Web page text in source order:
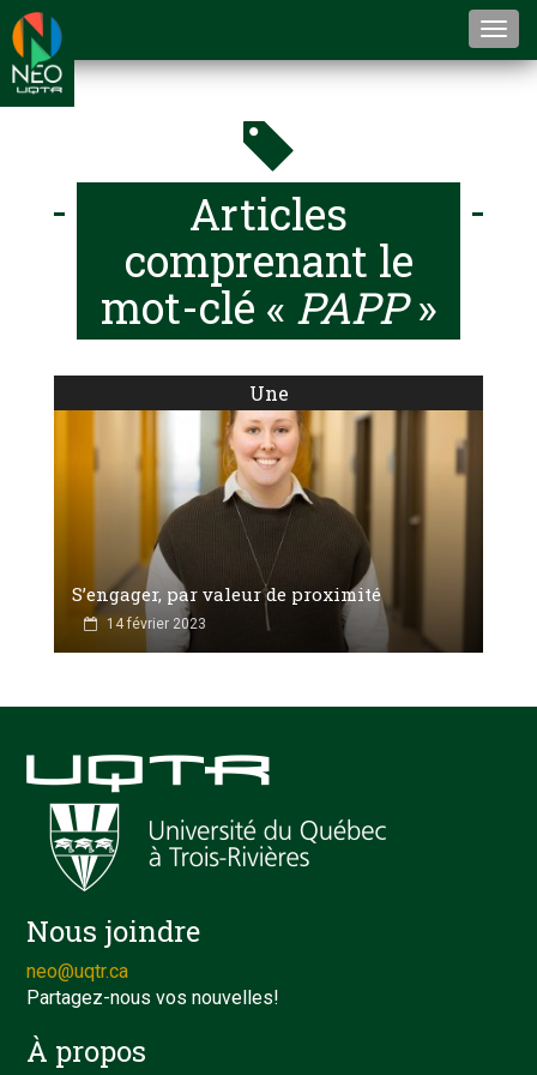
Articles
comprenant le
mot-clé « PAPP»
Une
S’engager, par valeur de proximité
14 février 2023
Nous joindre
neo@uqtr.ca
Partagez-nous vos nouvelles!
À propos